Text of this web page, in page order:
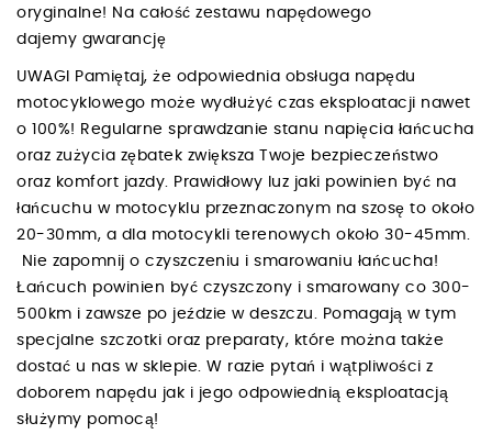
oryginalne! Na całość zestawu napędowego
dajemy gwarancję
UWAGI Pamiętaj, że odpowiednia obsługa napędu
motocyklowego może wydłużyć czas eksploatacji nawet
o 100%! Regularne sprawdzanie stanu napięcia łańcucha
oraz zużycia zębatek zwiększa Twoje bezpieczeństwo
oraz komfort jazdy. Prawidłowy luz jaki powinien być na
łańcuchu w motocyklu przeznaczonym na szosę to około
20-30mm, a dla motocykli terenowych około 30-45mm.
Nie zapomnij o czyszczeniu i smarowaniu łańcucha!
Łańcuch powinien być czyszczony i smarowany co 300-
500km i zawsze po jeździe w deszczu. Pomagają w tym
specjalne szczotki oraz preparaty, które można także
dostać u nas w sklepie. W razie pytań i wątpliwości z
doborem napędu jak i jego odpowiednią eksploatacją
służymy pomocą!